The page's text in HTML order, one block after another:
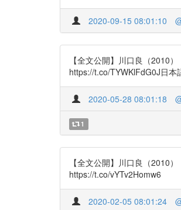
2020-09-15 08:01:10
【全文公開】川口良（2010
https://t.co/TYWKlFdG0J日本
2020-05-28 08:01:18
1
【全文公開】川口良（2010
https://t.co/vYTv2Homw6
2020-02-05 08:01:24